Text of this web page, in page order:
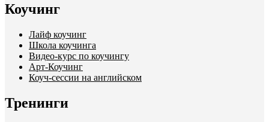
Коучинг
Лайф коучинг
Школа коучинга
Видео-курс по коучингу
Арт-Коучинг
Коуч-сессии на английском
Тренинги